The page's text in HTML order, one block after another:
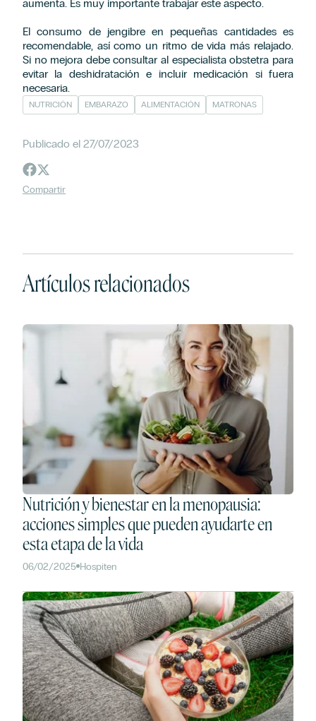
Publicado el 27/07/2023
Compartir
aumenta. Es muy importante trabajar este aspecto.
El consumo de jengibre en pequeñas cantidades es
recomendable, así como un ritmo de vida más relajado.
Si no mejora debe consultar al especialista obstetra para
evitar la deshidratación e incluir medicación si fuera
necesaria.
NUTRICIÓN EMBARAZO ALIMENTACIÓN MATRONAS
Artículos relacionados
Nutrición y bienestar en la menopausia:
acciones simples que pueden ayudarte en
esta etapa de la vida
06/02/2025 Hospiten